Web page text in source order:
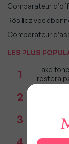
Comparateur
Résiliez vos
Comparateur
LES PLUS
1
Taxe
restera
2
Réseau
3
4